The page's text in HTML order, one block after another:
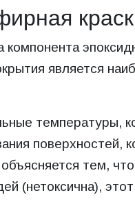
является
температуры,
тем,
(нетоксична),